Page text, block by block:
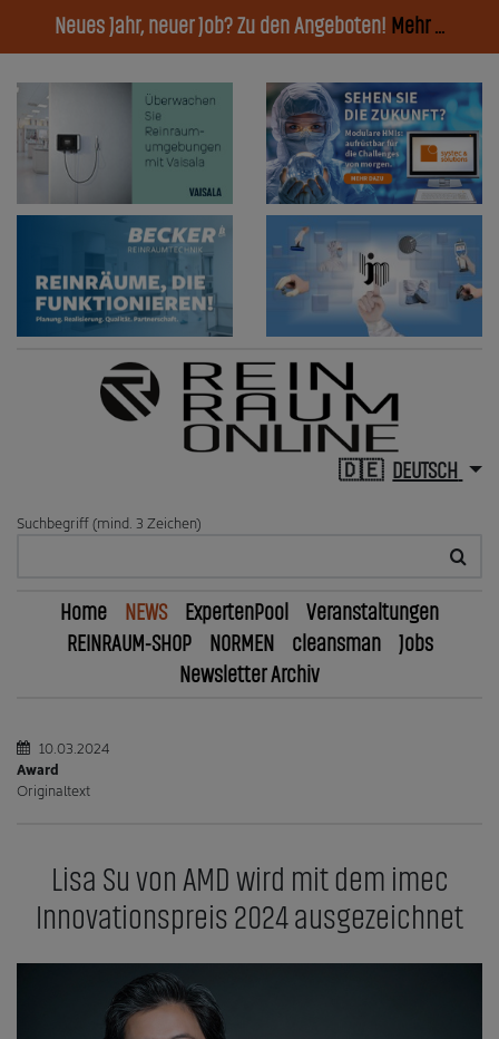
Neues Jahr, neuer Job? Zu den Angeboten! Mehr ...
DEUTSCH
Suchbegriff (mind. 3 Zeichen)
Home NEWS ExpertenPool
Veranstaltungen
REINRAUM-SHOP
NORMEN cleansman
Jobs
Newsletter Archiv
10.03.2024
Award
Originaltext
Lisa Su von AMD wird mit dem imec
Innovationspreis 2024 ausgezeichnet